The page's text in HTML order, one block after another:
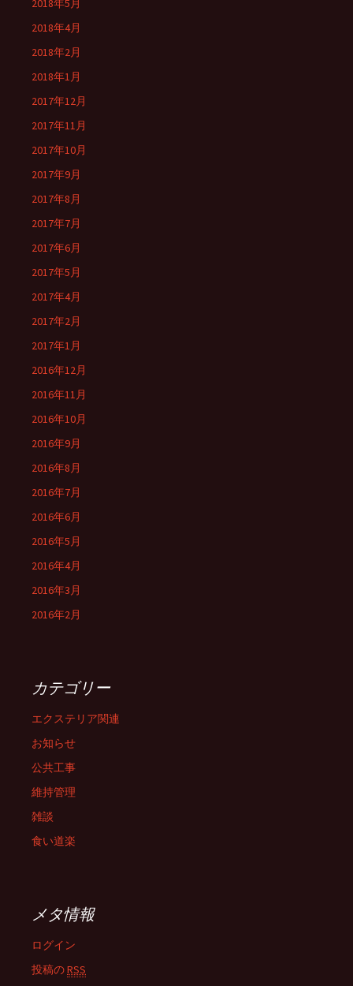
2018年5月
2018年4月
2018年2月
2018年1月
2017年12月
2017年11月
2017年10月
2017年9月
2017年8月
2017年7月
2017年6月
2017年5月
2017年4月
2017年2月
2017年1月
2016年12月
2016年11月
2016年10月
2016年9月
2016年8月
2016年7月
2016年6月
2016年5月
2016年4月
2016年3月
2016年2月
カテゴリー
エクステリア関連
お知らせ
公共工事
維持管理
雑談
食い道楽
メタ情報
ログイン
投稿のRSS